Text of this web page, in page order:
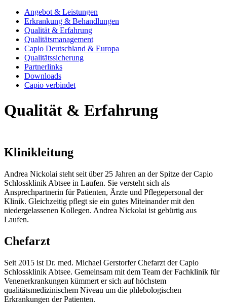
Angebot & Leistungen
Erkrankung & Behandlungen
Qualität & Erfahrung
Qualitätsmanagement
Capio Deutschland & Europa
Qualitätssicherung
Partnerlinks
Downloads
Capio verbindet
Qualität & Erfahrung
Klinikleitung
Andrea Nickolai steht seit über 25 Jahren an der Spitze der Capio
Schlossklinik Abtsee in Laufen. Sie versteht sich als
Ansprechpartnerin für Patienten, Ärzte und Pflegepersonal der
Klinik. Gleichzeitig pflegt sie ein gutes Miteinander mit den
niedergelassenen Kollegen. Andrea Nickolai ist gebürtig aus
Laufen.
Chefarzt
Seit 2015 ist Dr. med. Michael Gerstorfer Chefarzt der Capio
Schlossklinik Abtsee. Gemeinsam mit dem Team der Fachklinik für
Venenerkrankungen kümmert er sich auf höchstem
qualitätsmedizinischem Niveau um die phlebologischen
Erkrankungen der Patienten.